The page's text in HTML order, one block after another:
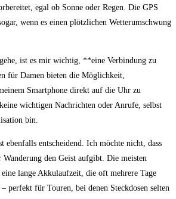
egal ob Sonne oder Regen.⁣ Die ‌GPS
wenn es einen plötzlichen Wetterumschwung
ist es mir wichtig, **eine⁢ Verbindung zu
für Damen bieten die⁣ Möglichkeit,
Smartphone direkt auf die ‍Uhr zu
wichtigen ​Nachrichten oder Anrufe, selbst
bin.
entscheidend. Ich ​möchte nicht,​ dass
den​ Geist aufgibt. Die meisten
lange⁢ Akkulaufzeit, die oft mehrere Tage
perfekt für ⁢Touren, ⁤bei denen Steckdosen​ selten